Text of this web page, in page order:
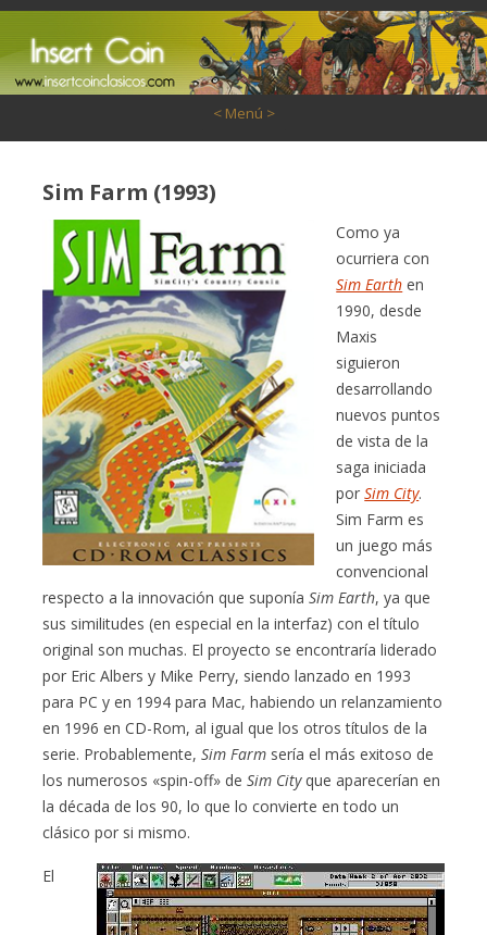
< Menú >
Sim Farm (1993)
Como ya
ocurriera con
Sim Earth en
1990, desde
Maxis
siguieron
desarrollando
nuevos puntos
de vista de la
saga iniciada
porSim City.
Sim Farm es
un juego más
convencional
respecto a la innovación que suponíaSim Earth, ya que
sus similitudes (en especial en la interfaz) con el título
original son muchas. El proyecto se encontraría liderado
por Eric Albers y Mike Perry, siendo lanzado en 1993
para PC y en 1994 para Mac, habiendo un relanzamiento
en 1996 en CD-Rom, al igual que los otros títulos de la
serie. Probablemente,Sim Farm sería el más exitoso de
los numerosos «spin-off» deSim Cityque aparecerían en
la década de los 90, lo que lo convierte en todo un
clásico por si mismo.
El